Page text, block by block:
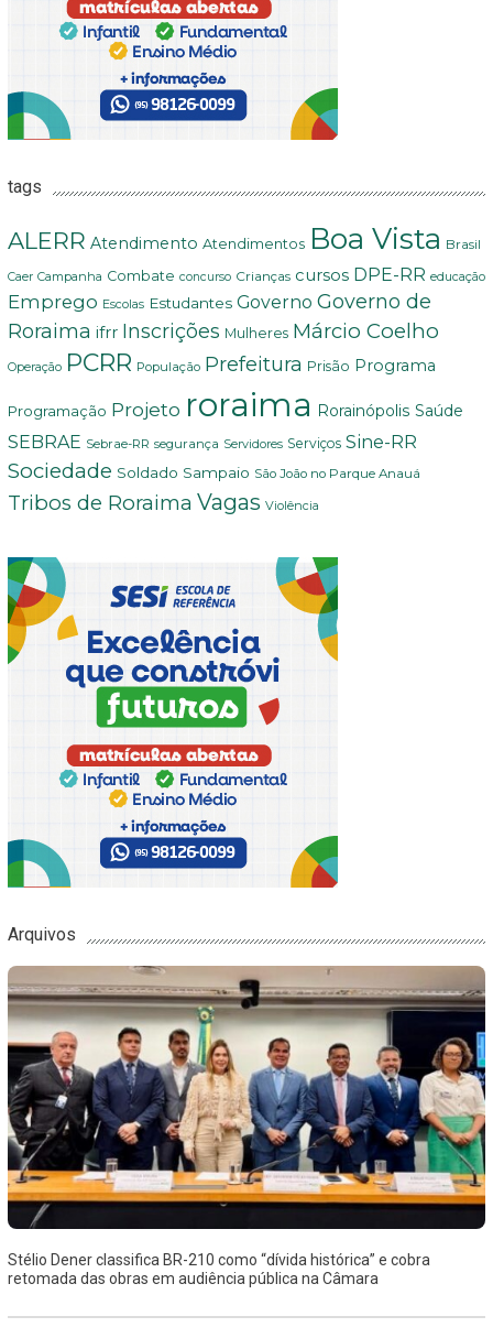
tags
ALERR Atendimento Atendimentos Boa Vista Brasil
Caer Campanha Combate concurso Crianças cursos DPE-RR educação
Emprego Escolas Estudantes Governo Governo de
Roraima ifrr Inscrições Mulheres Márcio Coelho
Operação PCRR População Prefeitura Prisão Programa
Programação Projeto roraima Rorainópolis Saúde
SEBRAE Sebrae-RR segurança Servidores Serviços Sine-RR
Sociedade Soldado Sampaio São João no Parque Anauá
Tribos de Roraima Vagas Violência
Arquivos
Stélio Dener classifica BR-210 como “dívida histórica” e cobra
retomada das obras em audiência pública na Câmara